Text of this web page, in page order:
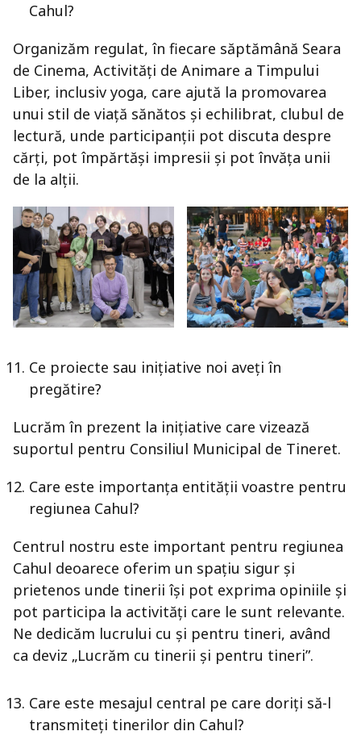
Cahul?
Organizăm regulat, în fiecare săptămână Seara
de Cinema, Activități de Animare a Timpului
Liber, inclusiv yoga, care ajută la promovarea
unui stil de viață sănătos și echilibrat, clubul de
lectură, unde participanții pot discuta despre
cărți, pot împărtăși impresii și pot învăța unii
de la alții.
Ce proiecte sau inițiative noi aveți în
pregătire?
Lucrăm în prezent la inițiative care vizează
suportul pentru Consiliul Municipal de Tineret.
Care este importanța entității voastre pentru
regiunea Cahul?
Centrul nostru este important pentru regiunea
Cahul deoarece oferim un spațiu sigur și
prietenos unde tinerii își pot exprima opiniile și
pot participa la activități care le sunt relevante.
Ne dedicăm lucrului cu și pentru tineri, având
ca deviz „Lucrăm cu tinerii și pentru tineri”.
Care este mesajul central pe care doriți să-l
transmiteți tinerilor din Cahul?